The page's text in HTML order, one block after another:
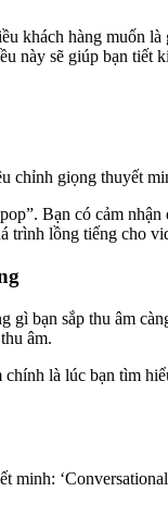
khách hàng muốn
này sẽ giúp bạn tiết
chỉnh giọng thuyết
Bạn có cảm
trình lồng tiếng cho
gì bạn sắp thu âm
âm.
là lúc bạn tìm
minh: